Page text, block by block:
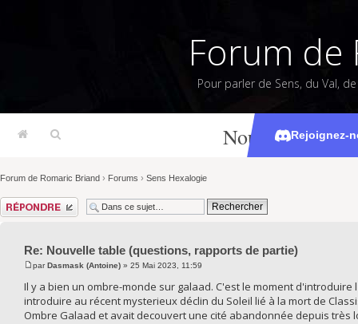
Forum de
Pour parler de Sens, du Val,
Rejoignez-
Nouvelle table
Forum de Romaric Briand › Forums › Sens Hexalogie
Répondre
Re: Nouvelle table (questions, rapports de partie)
parDasmask (Antoine) » 25 Mai 2023, 11:59
Il y a bien un ombre-monde sur galaad. C'est le moment
introduire au récent mysterieux déclin du Soleil lié à la mort de
Ombre Galaad et avait decouvert une cité abandonnée depuis